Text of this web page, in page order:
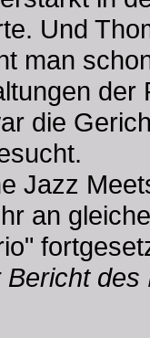
Und
man
der
die
Jazz
an
Bericht des